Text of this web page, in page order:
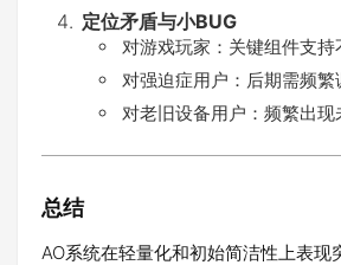
定位矛盾与小BUG
对游戏玩家：关键组件支持
对强迫症用户：后期需频繁
对老旧设备用户：频繁出现
总结
AO系统在轻量化和初始简洁性上表现